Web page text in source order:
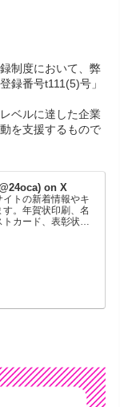
制度において、弊
録番号t111(5)号」
ベルに達した企業
を支援するもので
on X
トの新着情報やキ
。年賀状印刷、名
カード、表彰状印